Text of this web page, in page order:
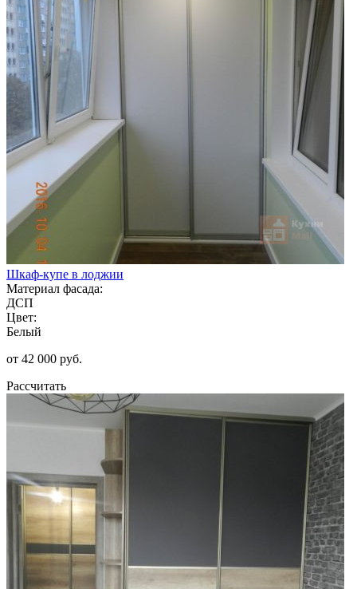
Шкаф-купе в лоджии
Материал фасада:
ДСП
Цвет:
Белый
от 42 000 руб.
Рассчитать